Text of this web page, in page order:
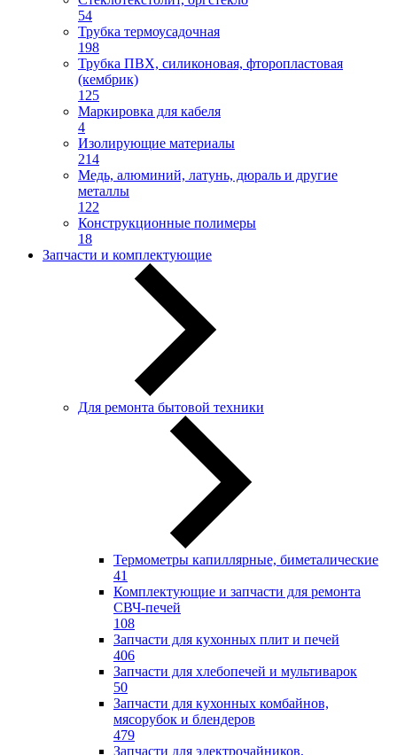
54
Трубка термоусадочная
198
Трубка ПВХ, силиконовая, фторопластовая
(кембрик)
125
Маркировка для кабеля
4
Изолирующие материалы
214
Медь, алюминий, латунь, дюраль и другие
металлы
122
Конструкционные полимеры
18
Запчасти и комплектующие
Для ремонта бытовой техники
Термометры капиллярные, биметалические
41
Комплектующие и запчасти для ремонта
СВЧ-печей
108
Запчасти для кухонных плит и печей
406
Запчасти для хлебопечей и мультиварок
50
Запчасти для кухонных комбайнов,
мясорубок и блендеров
479
Запчасти для электрочайников,